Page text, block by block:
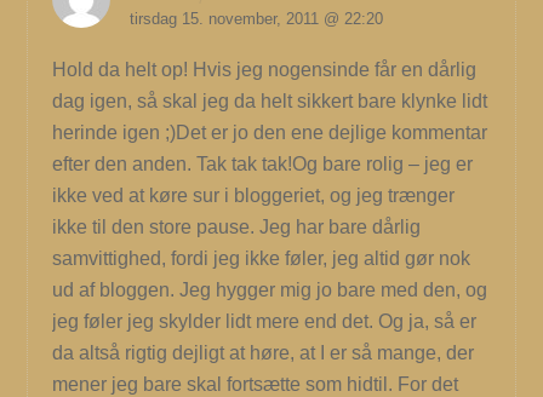
tirsdag 15. november, 2011 @ 22:20
Hold da helt op! Hvis jeg nogensinde får en dårlig
dag igen, så skal jeg da helt sikkert bare klynke lidt
herinde igen ;)Det er jo den ene dejlige kommentar
efter den anden. Tak tak tak!Og bare rolig – jeg er
ikke ved at køre sur i bloggeriet, og jeg trænger
ikke til den store pause. Jeg har bare dårlig
samvittighed, fordi jeg ikke føler, jeg altid gør nok
ud af bloggen. Jeg hygger mig jo bare med den, og
jeg føler jeg skylder lidt mere end det. Og ja, så er
da altså rigtig dejligt at høre, at I er så mange, der
mener jeg bare skal fortsætte som hidtil. For det